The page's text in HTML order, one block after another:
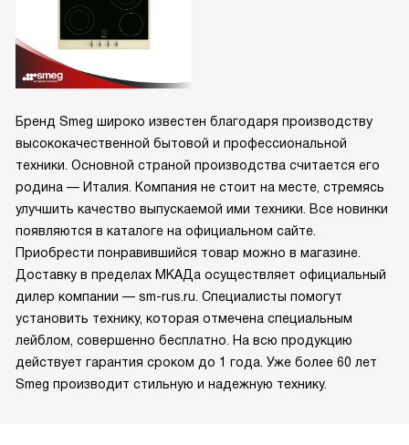
Бренд Smeg широко известен благодаря производству
высококачественной бытовой и профессиональной
техники. Основной страной производства считается его
родина — Италия. Компания не стоит на месте, стремясь
улучшить качество выпускаемой ими техники. Все новинки
появляются в каталоге на официальном сайте.
Приобрести понравившийся товар можно в магазине.
Доставку в пределах МКАДа осуществляет официальный
дилер компании — sm-rus.ru. Специалисты помогут
установить технику, которая отмечена специальным
лейблом, совершенно бесплатно. На всю продукцию
действует гарантия сроком до 1 года. Уже более 60 лет
Smeg производит стильную и надежную технику.